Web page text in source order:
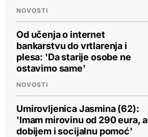
NOVOSTI
Od učenja o internet
bankarstvu do vrtlarenja i
plesa: 'Da starije osobe ne
ostavimo same'
NOVOSTI
Umirovljenica Jasmina (62):
'Imam mirovinu od 290 eura, a
dobijem i socijalnu pomoć'